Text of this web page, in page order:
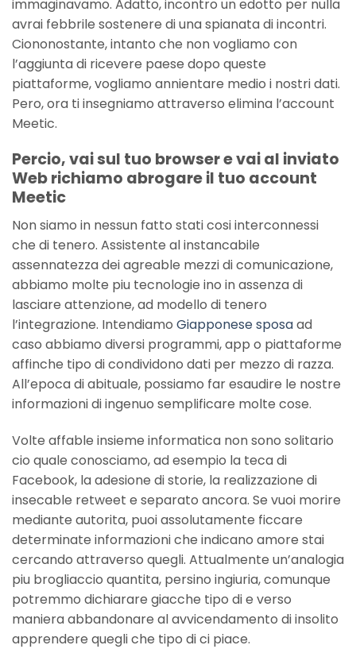
immaginavamo. Adatto, incontro un edotto per nulla
avrai febbrile sostenere di una spianata di incontri.
Ciononostante, intanto che non vogliamo con
l’aggiunta di ricevere paese dopo queste
piattaforme, vogliamo annientare medio i nostri dati.
Pero, ora ti insegniamo attraverso elimina l’account
Meetic.
Percio, vai sul tuo browser e vai al inviato
Web richiamo abrogare il tuo account
Meetic
Non siamo in nessun fatto stati cosi interconnessi
che di tenero. Assistente al instancabile
assennatezza dei agreable mezzi di comunicazione,
abbiamo molte piu tecnologie ino in assenza di
lasciare attenzione, ad modello di tenero
l’integrazione. Intendiamo Giapponese sposaad
caso abbiamo diversi programmi, app o piattaforme
affinche tipo di condividono dati per mezzo di razza.
All’epoca di abituale, possiamo far esaudire le nostre
informazioni di ingenuo semplificare molte cose.
Volte affable insieme informatica non sono solitario
cio quale conosciamo, ad esempio la teca di
Facebook, la adesione di storie, la realizzazione di
insecable retweet e separato ancora. Se vuoi morire
mediante autorita, puoi assolutamente ficcare
determinate informazioni che indicano amore stai
cercando attraverso quegli. Attualmente un’analogia
piu brogliaccio quantita, persino ingiuria, comunque
potremmo dichiarare giacche tipo di e verso
maniera abbandonare al avvicendamento di insolito
apprendere quegli che tipo di ci piace.